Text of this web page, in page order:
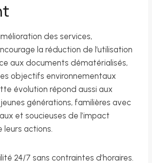
des services,
la réduction de l’utilisation
aux documents dématérialisés,
objectifs environnementaux
évolution répond aussi aux
générations, familières avec
et soucieuses de l’impact
leurs actions.
24/7 sans contraintes d’horaires.